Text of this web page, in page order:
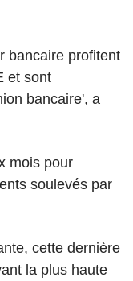
bancaire profitent
et sont
bancaire', a
mois pour
soulevés par
cette dernière
la plus haute